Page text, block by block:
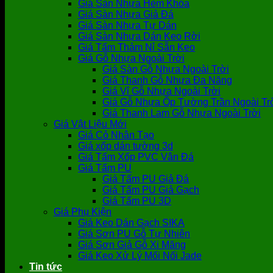
Giá Sàn Nhựa Hèm Khóa
Giá Sàn Nhựa Giả Đá
Giá Sàn Nhựa Tự Dán
Giá Sàn Nhựa Dán Keo Rời
Giá Tấm Thảm Nỉ Sẵn Keo
Giá Gỗ Nhựa Ngoài Trời
Giá Sàn Gỗ Nhựa Ngoài Trời
Giá Thanh Gỗ Nhựa Đa Năng
Giá Vỉ Gỗ Nhựa Ngoài Trời
Giá Gỗ Nhựa Ốp Tường Trần Ngoài
Giá Thanh Lam Gỗ Nhựa Ngoài Trời
Giá Vật Liệu Mới
Giá Cỏ Nhân Tạo
Giá xốp dán tường 3d
Giá Tấm Xốp PVC Vân Đá
Giá Tấm PU
Giá Tấm PU Giả Đá
Giá Tấm PU Giả Gạch
Giá Tấm PU 3D
Giá Phụ Kiện
Giá Keo Dán Gạch SIKA
Giá Sơn PU Gỗ Tự Nhiên
Giá Sơn Giả Gỗ Xi Măng
Giá Keo Xử Lý Mối Nối Jade
Tin tức